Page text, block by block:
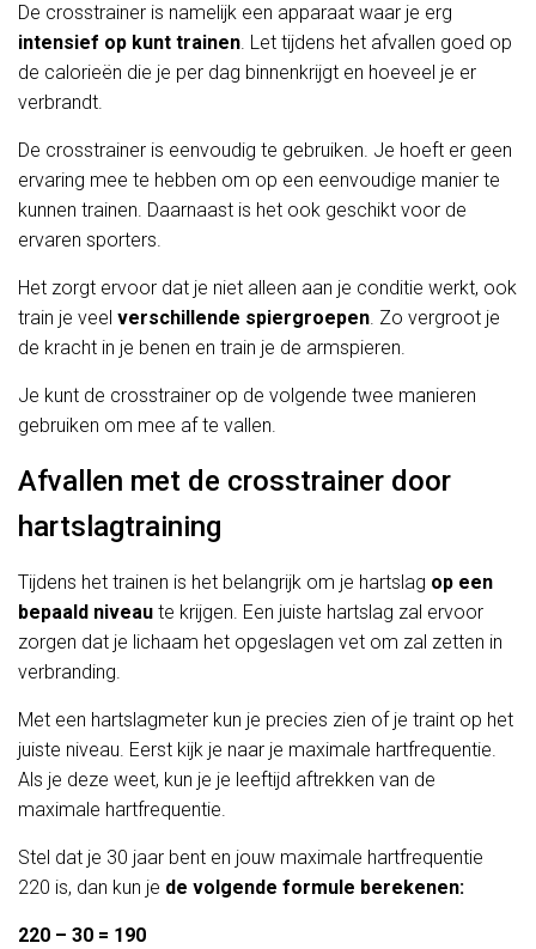
De crosstrainer is namelijk een apparaat waar je erg
intensief op kunt trainen. Let tijdens het afvallen goed op
de calorieën die je per dag binnenkrijgt en hoeveel je er
verbrandt.
De crosstrainer is eenvoudig te gebruiken. Je hoeft er geen
ervaring mee te hebben om op een eenvoudige manier te
kunnen trainen. Daarnaast is het ook geschikt voor de
ervaren sporters.
Het zorgt ervoor dat je niet alleen aan je conditie werkt, ook
train je veel verschillende spiergroepen. Zo vergroot je
de kracht in je benen en train je de armspieren.
Je kunt de crosstrainer op de volgende twee manieren
gebruiken om mee af te vallen.
Afvallen met de crosstrainer door
hartslagtraining
Tijdens het trainen is het belangrijk om je hartslag op een
bepaald niveau te krijgen. Een juiste hartslag zal ervoor
zorgen dat je lichaam het opgeslagen vet om zal zetten in
verbranding.
Met een hartslagmeter kun je precies zien of je traint op het
juiste niveau. Eerst kijk je naar je maximale hartfrequentie.
Als je deze weet, kun je je leeftijd aftrekken van de
maximale hartfrequentie.
Stel dat je 30 jaar bent en jouw maximale hartfrequentie
220 is, dan kun je de volgende formule berekenen:
220 – 30 = 190